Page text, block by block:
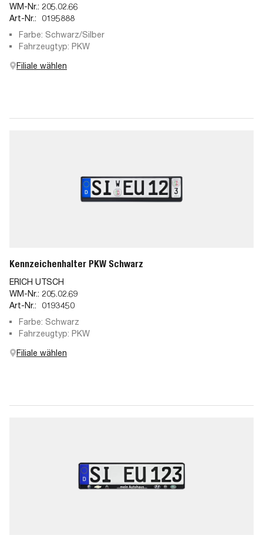
WM-Nr.: 205.02.66
Art-Nr.:
0195888
Farbe: Schwarz/Silber
Fahrzeugtyp: PKW
Filiale wählen
Kennzeichenhalter PKW Schwarz
ERICH UTSCH
WM-Nr.: 205.02.69
Art-Nr.:
0193450
Farbe: Schwarz
Fahrzeugtyp: PKW
Filiale wählen